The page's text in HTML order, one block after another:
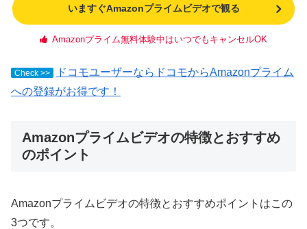
いますぐAmazonプライムビデオで観る
Amazonプライム無料体験中はいつでもキャンセルOK
Check >>
ドコモユーザーならドコモからAmazonプライム
への登録がお得です！
Amazonプライムビデオの特徴とおすすめ
のポイント
Amazonプライムビデオの特徴とおすすめポイントはこの
3つです。